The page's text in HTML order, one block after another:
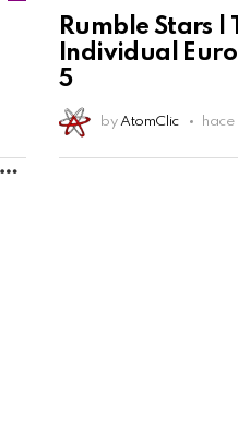
Rumble Stars |
Individual
5
by AtomClic hace